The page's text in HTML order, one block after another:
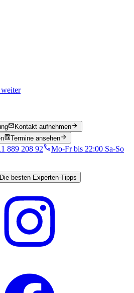
Kontakt aufnehmen
Termine ansehen
889 208 92
Mo-Fr bis 22:00 Sa-So
Die besten Experten-Tipps